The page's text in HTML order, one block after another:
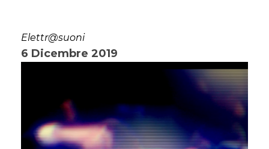
Elettr@suoni
6 Dicembre 2019